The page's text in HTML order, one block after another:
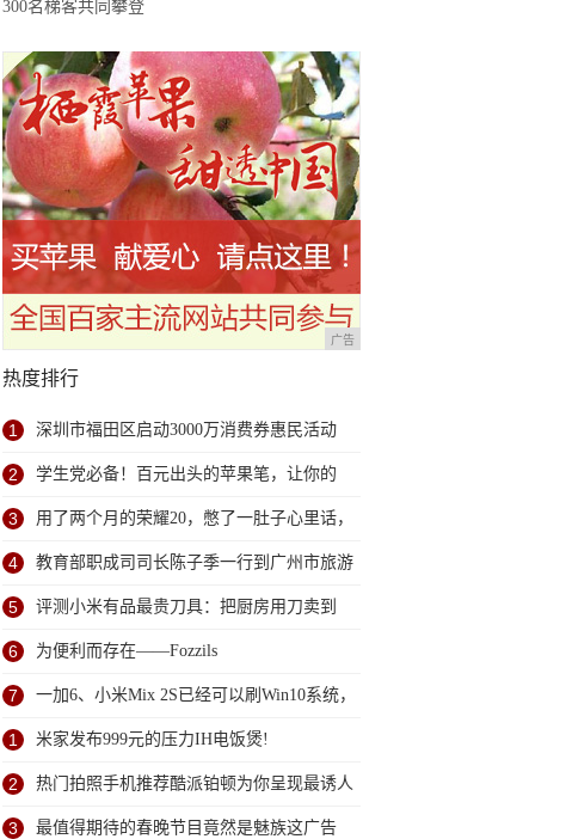
300名梯客共同攀登
级精英赛顺德海骏达中
心站欢乐开跑
广告
热度排行
1 深圳市福田区启动3000万消费券惠民活动
2 学生党必备！百元出头的苹果笔，让你的
iPad成为学习神器
3 用了两个月的荣耀20，憋了一肚子心里话，
今天终于一吐为快
4 教育部职成司司长陈子季一行到广州市旅游
商务职业学校考察调研
5 评测小米有品最贵刀具：把厨房用刀卖到
999元的秘密
6 为便利而存在——Fozzils
7 一加6、小米Mix 2S已经可以刷Win10系统，
网友：安卓提不动刀了？
1 米家发布999元的压力IH电饭煲!
2 热门拍照手机推荐酷派铂顿为你呈现最诱人
的画面
3 最值得期待的春晚节目竟然是魅族这广告